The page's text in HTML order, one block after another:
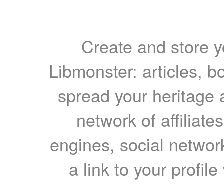
Create and store
Libmonster: articles,
spread your heritage
network of
engines, social
a link to your